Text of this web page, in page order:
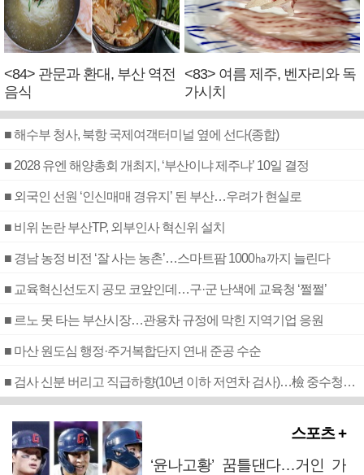
<84> 관문과 환대, 부산 역전
음식
<83> 여름 제주, 벤자리와 독
가시치
■ 해수부 청사, 북항 국제여객터미널 옆에 선다(종합)
■ 2028 유엔 해양총회 개최지, ‘부산이냐 제주냐’ 10일 결정
■ 외국인 선원 ‘인신매매 경유지’ 된 부산…우려가 현실로
■ 비위 논란 부산TP, 외부인사 혁신위 설치
■ 경남 농정 비전 ‘잘 사는 농촌’…스마트팜 1000㏊까지 늘린다
■ 교육혁신선도지 공모 코앞인데…구·군 난색에 교육청 ‘쩔쩔’
■ 르노 못 타는 부산시장…관용차 규정에 막힌 지역기업 응원
■ 마산 원도심 행정·주거복합단지 연내 준공 수순
■ 검사 신분 버리고 직급하향(10년 이하 저연차 검사)…檢 중수청행 기피
스포츠 +
‘윤나고황’ 꿈틀댄다…거인 가